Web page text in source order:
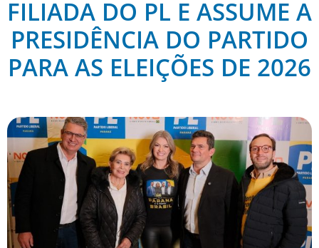
FILIADA DO PL E ASSUME A
PRESIDÊNCIA DO PARTIDO
PARA AS ELEIÇÕES DE 2026